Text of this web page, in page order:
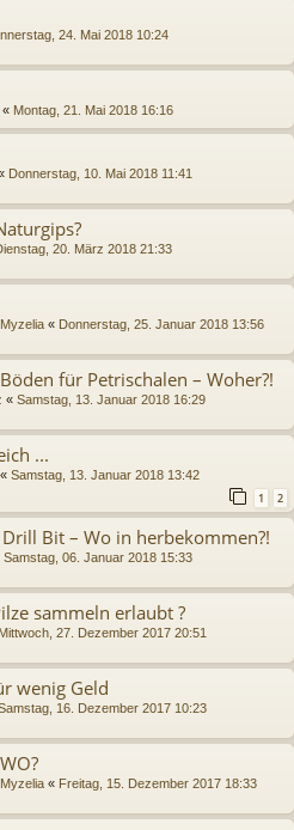
24. Mai 2018 10:24
« Montag, 21. Mai 2018 16:16
Donnerstag, 10. Mai 2018 11:41
20. März 2018 21:33
« Donnerstag, 25. Januar 2018 13:56
für Petrischalen – Woher?!
« Samstag, 13. Januar 2018 16:29
...
Samstag, 13. Januar 2018 13:42
1 2
Drill Bit – Wo in herbekommen?!
Samstag, 06. Januar 2018 15:33
sammeln erlaubt ?
Mittwoch, 27. Dezember 2017 20:51
wenig Geld
16. Dezember 2017 10:23
« Freitag, 15. Dezember 2017 18:33